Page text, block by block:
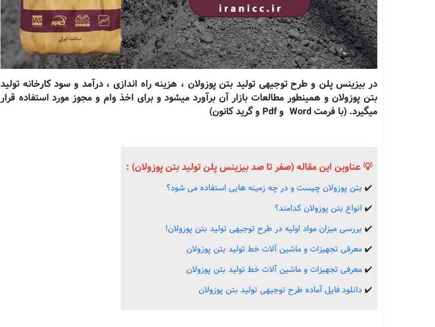
در بیزینس پلن و طرح توجیهی تولید بتن پوزولان ، هزینه راه اندازی ، درآمد و سود کارخانه تولید
بتن پوزولان و همینطور مطالعات بازار آن برآورد میشود و برای اخذ وام و مجوز مورد استفاده قرار
میگیرد. (با فرمت Word و Pdf و گرید کانون)
💡 عناوین این مقاله (صفر تا صد بیزینس پلن تولید بتن پوزولان) :
✔️ بتن پوزولان چیست و در چه زمینه هایی استفاده می شود؟
✔️ انواع بتن پوزولان کدامند؟
✔️ بررسی میزان مواد اولیه در طرح توجیهی تولید بتن پوزولان!
✔️معرفی تجهیزات و ماشین آلات خط تولید بتن پوزولان
✔️معرفی تجهیزات و ماشین آلات خط تولید بتن پوزولان
✔️دانلود فایل آماده طرح توجیهی تولید بتن پوزولان